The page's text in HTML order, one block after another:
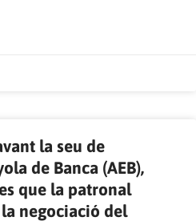
la seu de
de Banca (AEB),
que la patronal
negociació del